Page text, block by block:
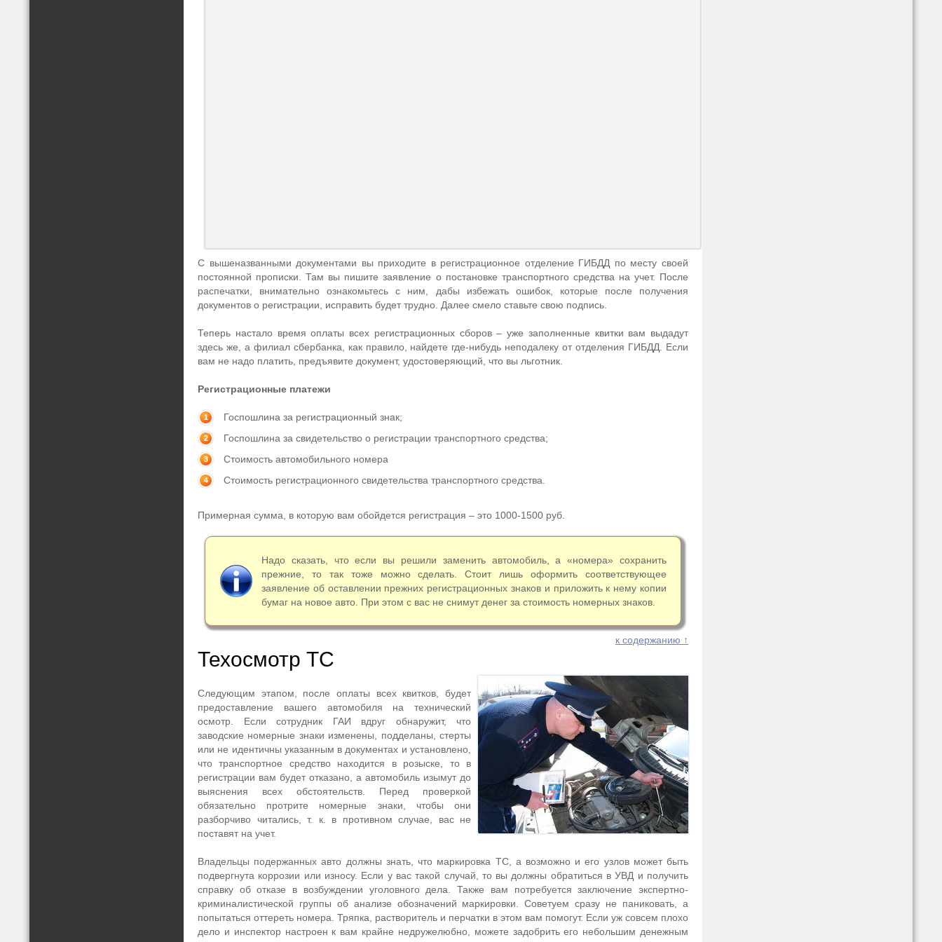
С вышеназванными документами вы приходите в регистрационное отделение ГИБДД по месту своей
постоянной прописки. Там вы пишите заявление о постановке транспортного средства на учет. После
распечатки, внимательно ознакомьтесь с ним, дабы избежать ошибок, которые после получения
документов о регистрации, исправить будет трудно. Далее смело ставьте свою подпись.
Теперь настало время оплаты всех регистрационных сборов – уже заполненные квитки вам выдадут
здесь же, а филиал сбербанка, как правило, найдете где-нибудь неподалеку от отделения ГИБДД. Если
вам не надо платить, предъявите документ, удостоверяющий, что вы льготник.
Регистрационные платежи
Госпошлина за регистрационный знак;
Госпошлина за свидетельство о регистрации транспортного средства;
Стоимость автомобильного номера
Стоимость регистрационного свидетельства транспортного средства.
Примерная сумма, в которую вам обойдется регистрация – это 1000-1500 руб.
Надо сказать, что если вы решили заменить автомобиль, а «номера» сохранить
прежние, то так тоже можно сделать. Стоит лишь оформить соответствующее
заявление об оставлении прежних регистрационных знаков и приложить к нему копии
бумаг на новое авто. При этом с вас не снимут денег за стоимость номерных знаков.
к содержанию ↑
Техосмотр ТС
Следующим этапом, после оплаты всех квитков, будет
предоставление вашего автомобиля на технический
осмотр. Если сотрудник ГАИ вдруг обнаружит, что
заводские номерные знаки изменены, подделаны, стерты
или не идентичны указанным в документах и установлено,
что транспортное средство находится в розыске, то в
регистрации вам будет отказано, а автомобиль изымут до
выяснения всех обстоятельств. Перед проверкой
обязательно протрите номерные знаки, чтобы они
разборчиво читались, т. к. в противном случае, вас не
поставят на учет.
Владельцы подержанных авто должны знать, что маркировка ТС, а возможно и его узлов может быть
подвергнута коррозии или износу. Если у вас такой случай, то вы должны обратиться в УВД и получить
справку об отказе в возбуждении уголовного дела. Также вам потребуется заключение экспертно-
криминалистической группы об анализе обозначений маркировки. Советуем сразу не паниковать, а
попытаться оттереть номера. Тряпка, растворитель и перчатки в этом вам помогут. Если уж совсем плохо
дело и инспектор настроен к вам крайне недружелюбно, можете задобрить его небольшим денежным